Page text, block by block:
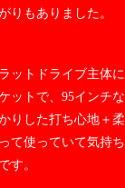
りもありました。
ットドライブ主体
ットで、95インチ
りした打ち心地＋
て使っていて気持
す。